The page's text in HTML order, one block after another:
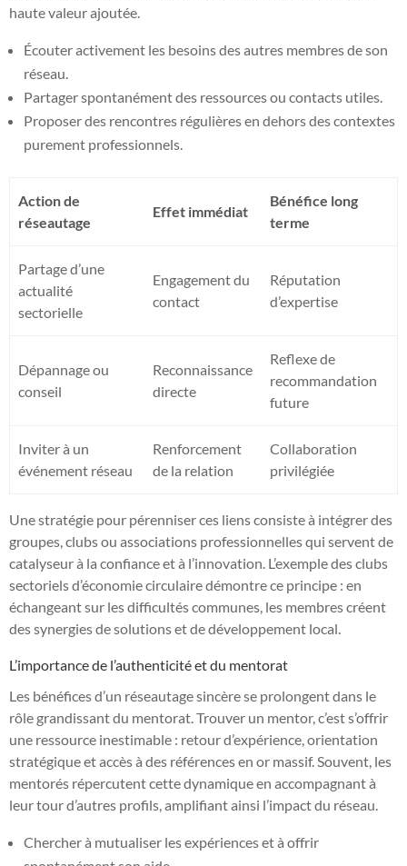
haute valeur ajoutée.
Écouter activement les besoins des autres membres de son
réseau.
Partager spontanément des ressources ou contacts utiles.
Proposer des rencontres régulières en dehors des contextes
purement professionnels.
Action de
réseautage
Effet immédiat
Bénéfice long
terme
Partage d’une
actualité
sectorielle
Engagement du
contact
Réputation
d’expertise
Dépannage ou
conseil
Reconnaissance
directe
Reflexe de
recommandation
future
Inviter à un
événement réseau
Renforcement
de la relation
Collaboration
privilégiée
Une stratégie pour pérenniser ces liens consiste à intégrer des
groupes, clubs ou associations professionnelles qui servent de
catalyseur à la confiance et à l’innovation. L’exemple des clubs
sectoriels d’économie circulaire démontre ce principe : en
échangeant sur les difficultés communes, les membres créent
des synergies de solutions et de développement local.
L’importance de l’authenticité et du mentorat
Les bénéfices d’un réseautage sincère se prolongent dans le
rôle grandissant du mentorat. Trouver un mentor, c’est s’offrir
une ressource inestimable : retour d’expérience, orientation
stratégique et accès à des références en or massif. Souvent, les
mentorés répercutent cette dynamique en accompagnant à
leur tour d’autres profils, amplifiant ainsi l’impact du réseau.
Chercher à mutualiser les expériences et à offrir